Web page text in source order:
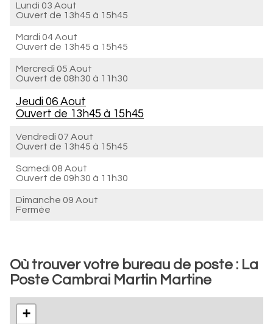
Lundi 03 Aout
Ouvert de 13h45 à 15h45
Mardi 04 Aout
Ouvert de 13h45 à 15h45
Mercredi 05 Aout
Ouvert de 08h30 à 11h30
Jeudi 06 Aout
Ouvert de 13h45 à 15h45
Vendredi 07 Aout
Ouvert de 13h45 à 15h45
Samedi 08 Aout
Ouvert de 09h30 à 11h30
Dimanche 09 Aout
Fermée
Où trouver votre bureau de poste : La
Poste Cambrai Martin Martine
+